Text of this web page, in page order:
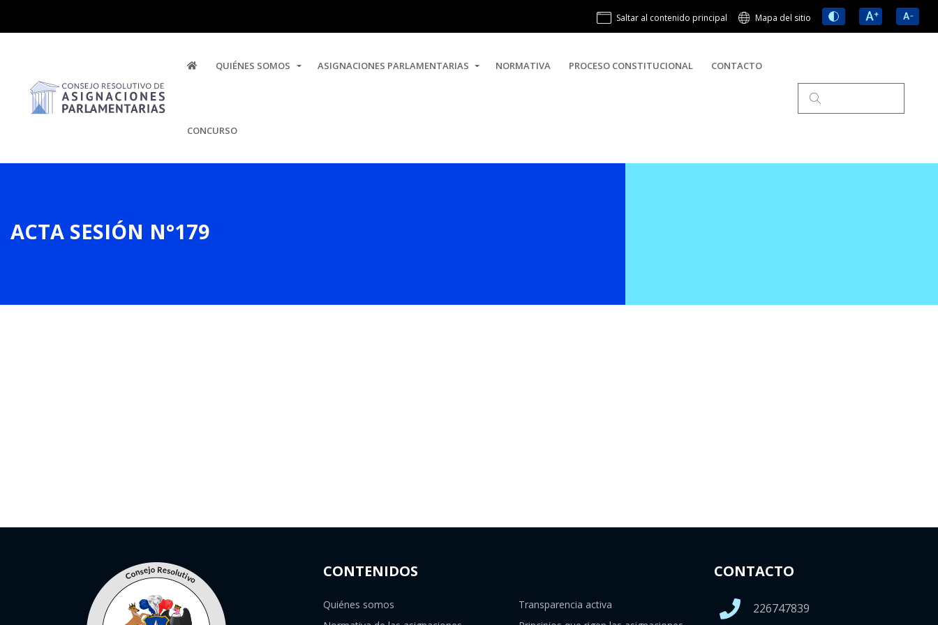
Saltar al contenido principal Mapa del sitio
QUIÉNES SOMOS ASIGNACIONES PARLAMENTARIAS NORMATIVA PROCESO CONSTITUCIONAL CONTACTO
CONCURSO
ACTA SESIÓN N°179
CONTENIDOS
Quiénes somos
Transparencia activa
CONTACTO
226747839